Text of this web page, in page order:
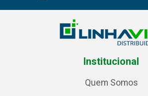
Institucional
Quem Somos